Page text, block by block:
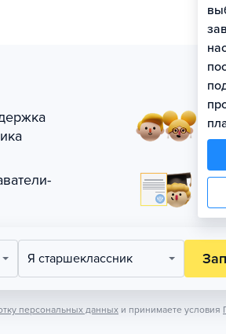
Я старшеклассник
персональных данных и принимаете условия